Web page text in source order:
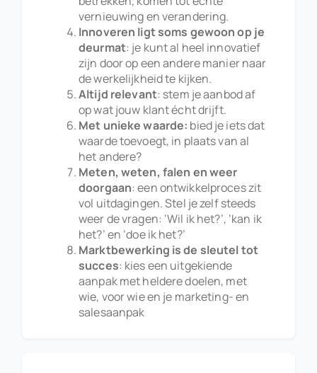
vernieuwing en verandering.
Innoveren ligt soms gewoon op je
deurmat: je kunt al heel innovatief
zijn door op een andere manier naar
de werkelijkheid te kijken.
Altijd relevant: stem je aanbod af
op wat jouw klant écht drijft.
Met unieke waarde: bied je iets dat
waarde toevoegt, in plaats van al
het andere?
Meten, weten, falen en weer
doorgaan: een ontwikkelproces zit
vol uitdagingen. Stel je zelf steeds
weer de vragen: ‘Wil ik het?’, ‘kan ik
het?’ en ‘doe ik het?’
Marktbewerking is de sleutel tot
succes: kies een uitgekiende
aanpak met heldere doelen, met
wie, voor wie en je marketing- en
salesaanpak